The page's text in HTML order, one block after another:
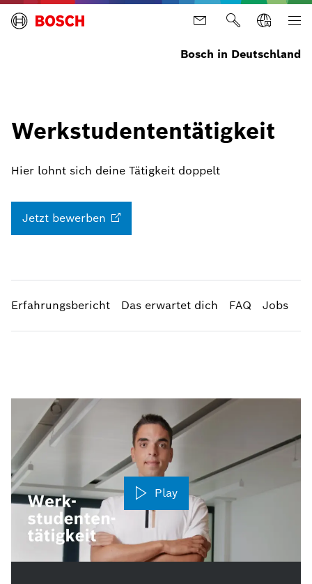
Bosch in Deutschland
Werkstudententätigkeit
Hier lohnt sich deine Tätigkeit doppelt
Jetzt bewerben
Erfahrungsbericht Das erwartet dich FAQ Jobs
Play